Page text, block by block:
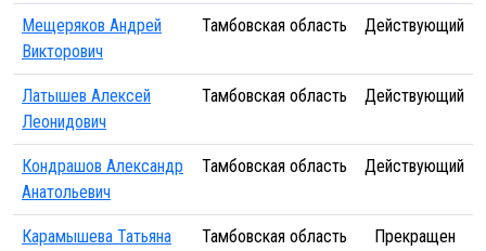
Мещеряков Андрей
Викторович
Тамбовская область Действующий
Латышев Алексей
Леонидович
Тамбовская область Действующий
Кондрашов Александр
Анатольевич
Тамбовская область Действующий
Карамышева Татьяна
Тамбовская область Прекращен